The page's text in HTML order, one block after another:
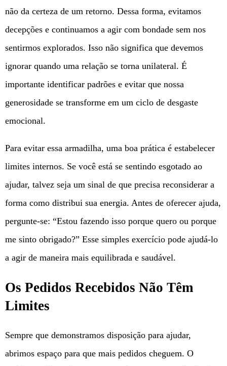
não da certeza de um retorno. Dessa forma, evitamos
decepções e continuamos a agir com bondade sem nos
sentirmos explorados. Isso não significa que devemos
ignorar quando uma relação se torna unilateral. É
importante identificar padrões e evitar que nossa
generosidade se transforme em um ciclo de desgaste
emocional.
Para evitar essa armadilha, uma boa prática é estabelecer
limites internos. Se você está se sentindo esgotado ao
ajudar, talvez seja um sinal de que precisa reconsiderar a
forma como distribui sua energia. Antes de oferecer ajuda,
pergunte-se: “Estou fazendo isso porque quero ou porque
me sinto obrigado?” Esse simples exercício pode ajudá-lo
a agir de maneira mais equilibrada e saudável.
Os Pedidos Recebidos Não Têm
Limites
Sempre que demonstramos disposição para ajudar,
abrimos espaço para que mais pedidos cheguem. O